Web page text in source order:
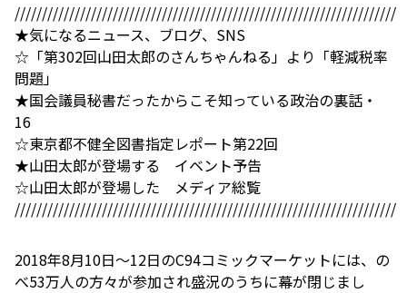
//////////////////////////////////////////////////////////////////////
★気になるニュース、ブログ、SNS
☆「第302回山田太郎のさんちゃんねる」より「軽減税率
問題」
★国会議員秘書だったからこそ知っている政治の裏話・
16
☆東京都不健全図書指定レポート第22回
★山田太郎が登場する イベント予告
☆山田太郎が登場した メディア総覧
//////////////////////////////////////////////////////////////////////
2018年8月10日～12日のC94コミックマーケットには、の
べ53万人の方々が参加され盛況のうちに幕が閉じまし